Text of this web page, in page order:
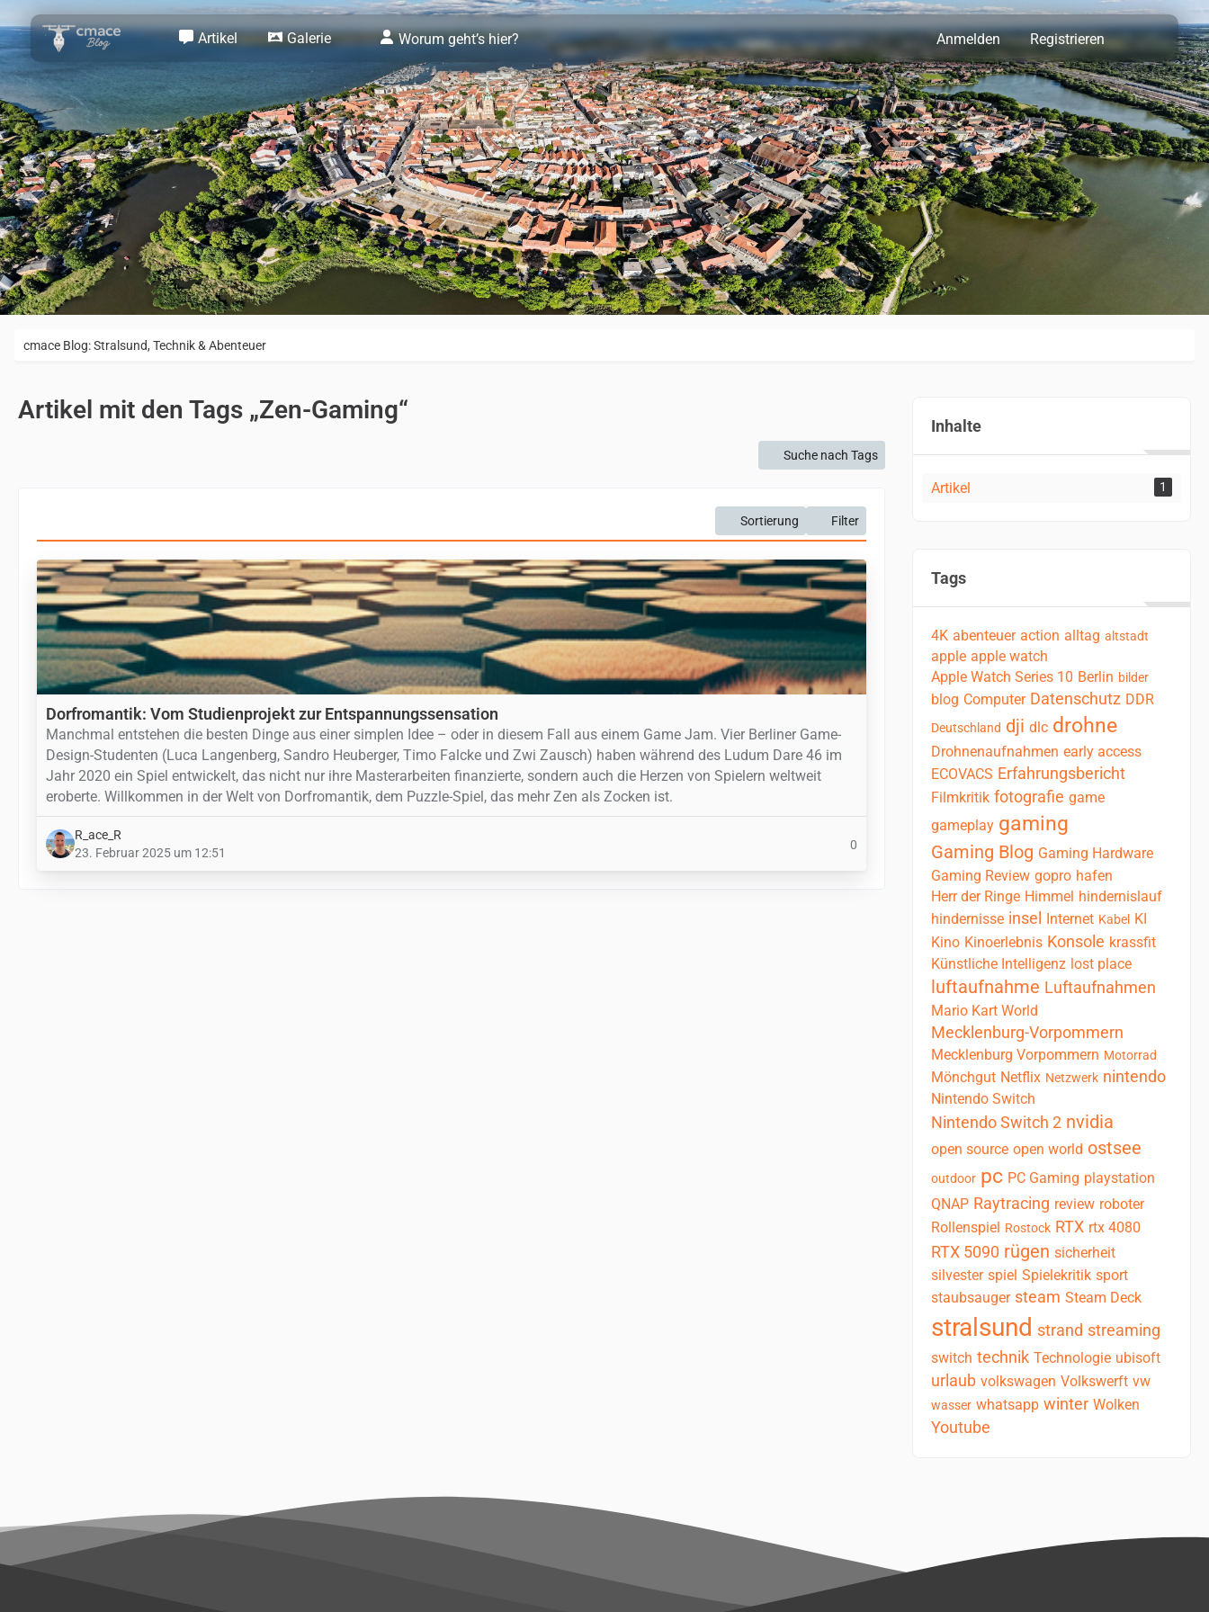
Artikel Galerie Worum geht’s hier? Anmelden Registrieren
cmace Blog: Stralsund, Technik & Abenteuer
Artikel mit den Tags „Zen-Gaming“
Suche nach Tags
Sortierung Filter
Dorfromantik: Vom Studienprojekt zur Entspannungssensation
Manchmal entstehen die besten Dinge aus einer simplen Idee – oder in diesem Fall aus einem Game Jam. Vier Berliner Game-
Design-Studenten (Luca Langenberg, Sandro Heuberger, Timo Falcke und Zwi Zausch) haben während des Ludum Dare 46 im
Jahr 2020 ein Spiel entwickelt, das nicht nur ihre Masterarbeiten finanzierte, sondern auch die Herzen von Spielern weltweit
eroberte. Willkommen in der Welt von Dorfromantik, dem Puzzle-Spiel, das mehr Zen als Zocken ist.
R_ace_R
23. Februar 2025 um 12:51
0
Inhalte
Artikel 1
Tags
4K abenteuer action alltag altstadt
apple apple watch
Apple Watch Series 10 Berlin bilder
blog Computer Datenschutz DDR
Deutschland dji dlc drohne
Drohnenaufnahmen early access
ECOVACS Erfahrungsbericht
Filmkritik fotografie game
gameplay gaming
Gaming Blog Gaming Hardware
Gaming Review gopro hafen
Herr der Ringe Himmel hindernislauf
hindernisse insel Internet Kabel KI
Kino Kinoerlebnis Konsole krassfit
Künstliche Intelligenz lost place
luftaufnahme Luftaufnahmen
Mario Kart World
Mecklenburg-Vorpommern
Mecklenburg Vorpommern Motorrad
Mönchgut Netflix Netzwerk nintendo
Nintendo Switch
Nintendo Switch 2 nvidia
open source open world ostsee
outdoor pc PC Gaming playstation
QNAP Raytracing review roboter
Rollenspiel Rostock RTX rtx 4080
RTX 5090 rügen sicherheit
silvester spiel Spielekritik sport
staubsauger steam Steam Deck
stralsund strand streaming
switch technik Technologie ubisoft
urlaub volkswagen Volkswerft vw
wasser whatsapp winter Wolken
Youtube